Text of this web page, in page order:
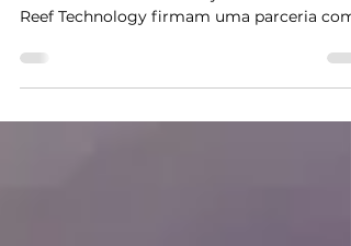
Buscando sempre evolução e inovação, a
Reef Technology firmam uma parceria com
intuito de...